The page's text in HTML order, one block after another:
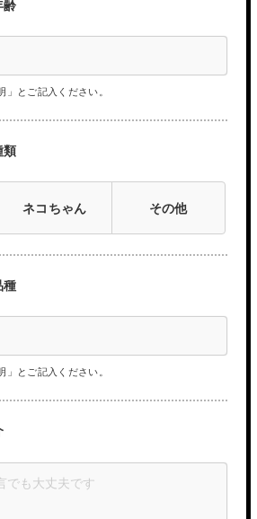
齢
とご記入ください。
類
ネコちゃん その他
種
とご記入ください。